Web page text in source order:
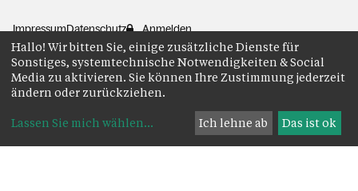
ImpressumDatenschutz Anmelden
Hallo! Wir bitten Sie, einige zusätzliche Dienste für
Sonstiges, systemtechnische Notwendigkeiten & Social
Media zu aktivieren. Sie können Ihre Zustimmung jederzeit
ändern oder zurückziehen.
Lassen Sie mich wählen... Ich lehne ab Das ist ok